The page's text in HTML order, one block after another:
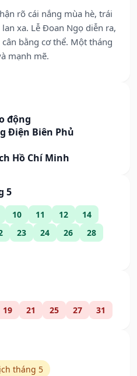
rõ cái nắng mùa hè, trái
xa. Lễ Đoan Ngọ diễn ra,
bằng cơ thể. Một tháng
mạnh mẽ.
động
Điện Biên Phủ
Hồ Chí Minh
5
10 11 12
14
23 24 26
28
19 21 25 27 31
tháng 5